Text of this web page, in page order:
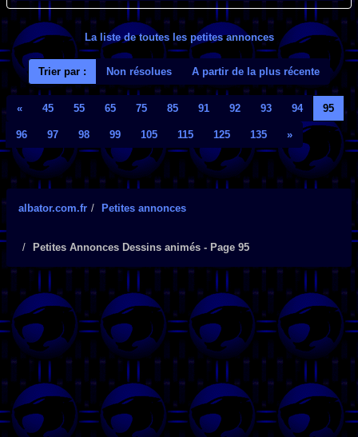
La liste de toutes les petites annonces
Trier par : Non résolues A partir de la plus récente
« 45 55 65 75 85 91 92 93 94 95
96 97 98 99 105 115 125 135 »
albator.com.fr Petites annonces
Petites Annonces Dessins animés - Page 95